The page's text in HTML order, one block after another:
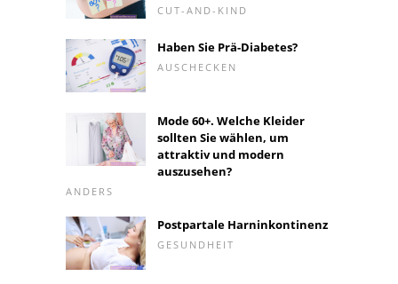
CUT-AND-KIND
Haben Sie Prä-Diabetes?
AUSCHECKEN
Mode 60+. Welche Kleider
sollten Sie wählen, um
attraktiv und modern
auszusehen?
ANDERS
Postpartale Harninkontinenz
GESUNDHEIT